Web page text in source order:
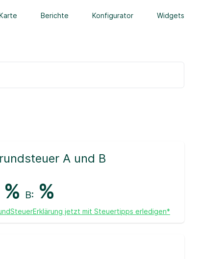
Berichte Konfigurator Widgets
A und B
% B: %
jetzt mit Steuertipps erledigen*